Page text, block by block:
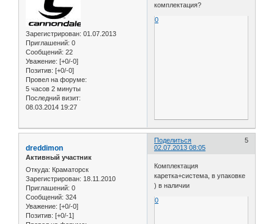
Зарегистрирован: 01.07.2013
Приглашений: 0
Сообщений: 22
Уважение: [+0/-0]
Позитив: [+0/-0]
Провел на форуме:
5 часов 2 минуты
Последний визит:
08.03.2014 19:27
комплектация?
0
Поделиться
5
02.07.2013 08:05
dreddimon
Активный участник
Откуда: Краматорск
Зарегистрирован: 18.11.2010
Приглашений: 0
Сообщений: 324
Уважение: [+0/-0]
Позитив: [+0/-1]
Комплектация
каретка+система, в упаковке
) в наличии
0